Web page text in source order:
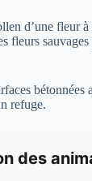
d’une fleur à
fleurs
bétonnées
refuge.
des